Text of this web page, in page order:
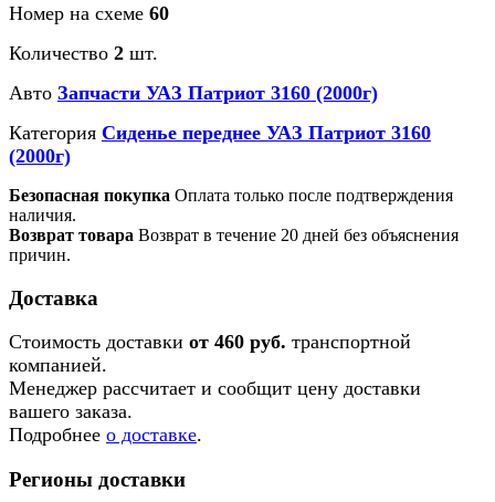
Номер на схеме 60
Количество 2 шт.
Авто Запчасти УАЗ Патриот 3160 (2000г)
Категория Сиденье переднее УАЗ Патриот 3160
(2000г)
Безопасная покупка Оплата только после подтверждения
наличия.
Возврат товара Возврат в течение 20 дней без объяснения
причин.
Доставка
Стоимость доставки от 460 руб. транспортной
компанией.
Менеджер рассчитает и сообщит цену доставки
вашего заказа.
Подробнее о доставке.
Регионы доставки